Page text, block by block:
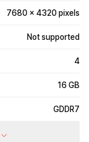
7680 x 4320 pixels
Not supported
4
16 GB
GDDR7